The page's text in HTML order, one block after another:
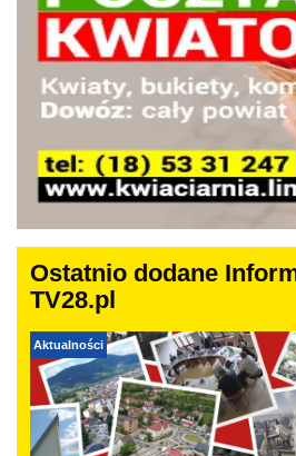
Ostatnio dodane
TV28.pl
Aktualności